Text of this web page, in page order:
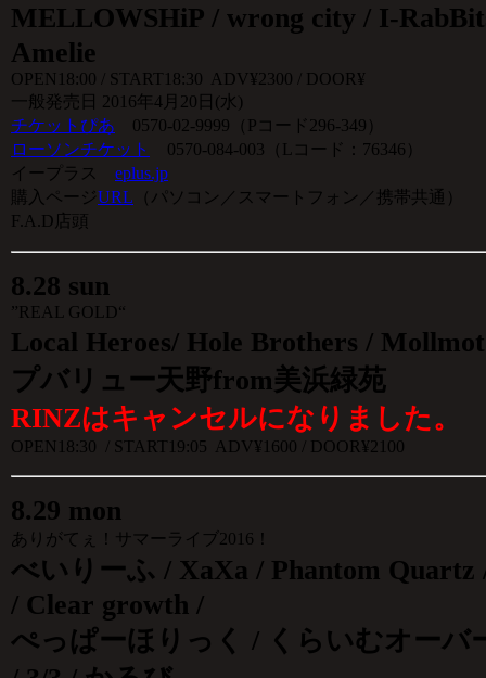
MELLOWSHiP / wrong city / I-
Amelie
OPEN18:00 / START18:30 ADV¥2300 / DOOR¥
一般発売日 2016年4月20日(水)
チケットぴあ 0570-02-9999（Pコード296-349）
ローソンチケット
0570-084-003（Lコード：76346）
イープラス eplus.jp
購入ページURL （パソコン／スマートフォン／携帯共通）
F.A.D店頭
8.28 sun
”REAL GOLD“
Local Heroes/ Hole Brothers /
プバリュー天野from美浜緑苑
RINZはキャンセルになりました。
OPEN18:30 / START19:05 ADV¥1600 / DOOR¥2100
8.29 mon
ありがてぇ！サマーライブ2016！
べいりーふ / XaXa / Phantom Quartz
/ Clear growth /
ぺっぱーほりっく / くらいむオーバ